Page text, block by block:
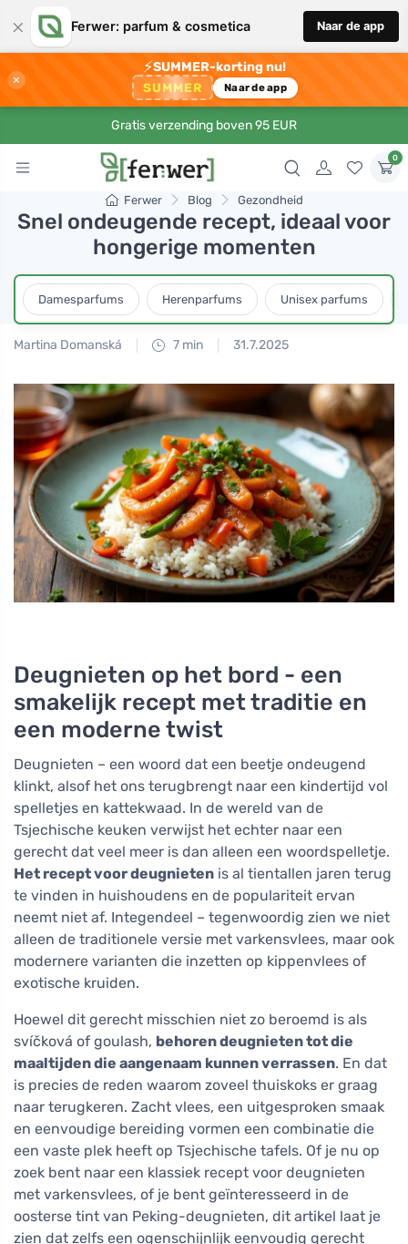
× Ferwer: parfum & cosmetica Naar de app
×
⚡SUMMER-korting nu!
SUMMER Naar de app
Gratis verzending boven 95 EUR
0
Ferwer Blog Gezondheid
Snel ondeugende recept, ideaal voor
hongerige momenten
Damesparfums Herenparfums Unisex parfums
Martina Domanská 7 min 31.7.2025
Deugnieten op het bord - een
smakelijk recept met traditie en
een moderne twist
Deugnieten – een woord dat een beetje ondeugend
klinkt, alsof het ons terugbrengt naar een kindertijd vol
spelletjes en kattekwaad. In de wereld van de
Tsjechische keuken verwijst het echter naar een
gerecht dat veel meer is dan alleen een woordspelletje.
Het recept voor deugnieten is al tientallen jaren terug
te vinden in huishoudens en de populariteit ervan
neemt niet af. Integendeel – tegenwoordig zien we niet
alleen de traditionele versie met varkensvlees, maar ook
modernere varianten die inzetten op kippenvlees of
exotische kruiden.
Hoewel dit gerecht misschien niet zo beroemd is als
svíčková of goulash, behoren deugnieten tot die
maaltijden die aangenaam kunnen verrassen. En dat
is precies de reden waarom zoveel thuiskoks er graag
naar terugkeren. Zacht vlees, een uitgesproken smaak
en eenvoudige bereiding vormen een combinatie die
een vaste plek heeft op Tsjechische tafels. Of je nu op
zoek bent naar een klassiek recept voor deugnieten
met varkensvlees, of je bent geïnteresseerd in de
oosterse tint van Peking-deugnieten, dit artikel laat je
zien dat zelfs een ogenschijnlijk eenvoudig gerecht